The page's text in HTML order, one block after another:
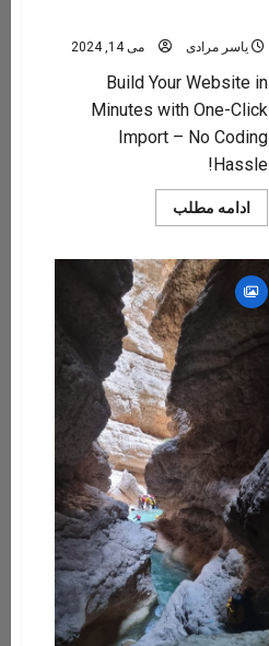
یاسر مرادی می 14, 2024
Build Your Website in
Minutes with One-Click
Import – No Coding
Hassle!
ادامه مطلب
more
Receives
Special
Gift
From
Chess
Star
After
Double
Gold
Win